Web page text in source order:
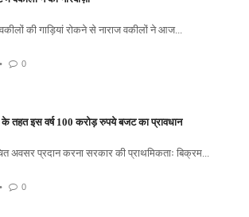
वकीलों की गाड़ियां रोकने से नाराज वकीलों ने आज...
• 0
के तहत इस वर्ष 100 करोड़ रुपये बजट का प्रावधान
अवसर प्रदान करना सरकार की प्राथमिकताः बिक्रम...
• 0